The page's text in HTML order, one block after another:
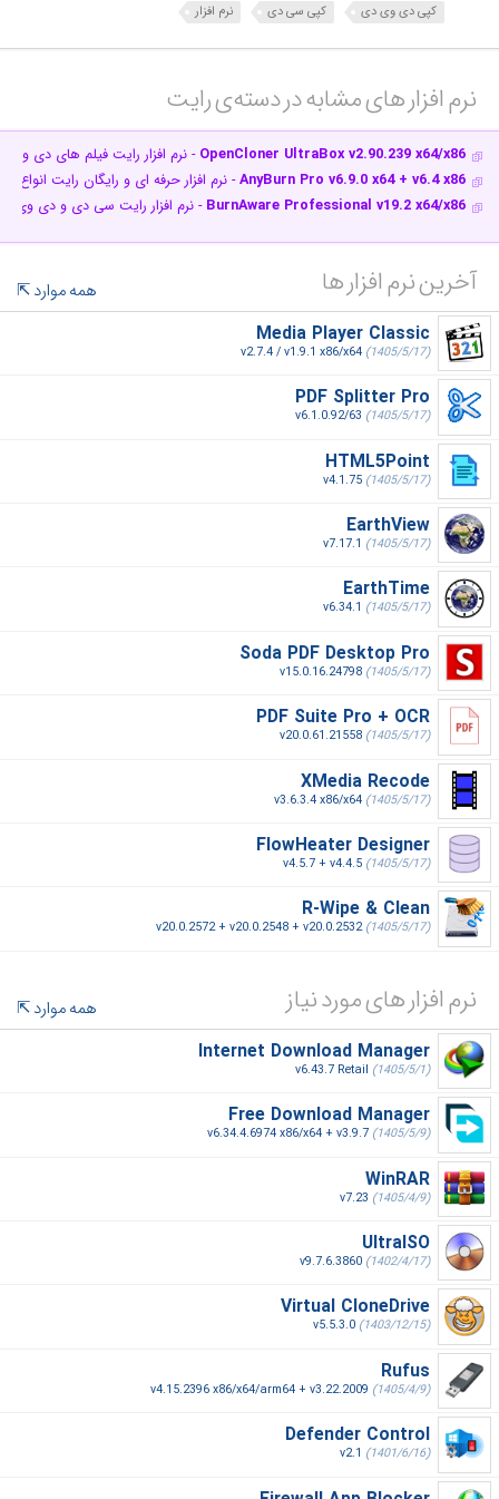
کپی دی وی دی
کپی سی دی نرم افزار
نرم افزار های مشابه در دسته‌ی‌ رایت‎
OpenCloner UltraBox v2.90.239 x64/x86 - نرم افزار رایت فیلم های دی وی
AnyBurn Pro v6.9.0 x64 + v6.4 x86- نرم افزار حرفه ای و رایگان رایت انواع CD و DVD
BurnAware Professional v19.2 x64/x86 - نرم افزار رایت سی دی و دی وی
آخرین نرم افزار ها
همه موارد
Media Player Classic
v2.7.4 / v1.9.1 x86/x64 (1405/5/17)
PDF Splitter Pro
v6.1.0.92/63 (1405/5/17)
HTML5Point
v4.1.75 (1405/5/17)
EarthView
v7.17.1 (1405/5/17)
EarthTime
v6.34.1 (1405/5/17)
Soda PDF Desktop Pro
v15.0.16.24798 (1405/5/17)
PDF Suite Pro + OCR
v20.0.61.21558 (1405/5/17)
XMedia Recode
v3.6.3.4 x86/x64 (1405/5/17)
FlowHeater Designer
v4.5.7 + v4.4.5 (1405/5/17)
R-Wipe & Clean
v20.0.2572 + v20.0.2548 + v20.0.2532(1405/5/17)
نرم افزار های مورد نیاز
همه موارد
Internet Download Manager
v6.43.7 Retail (1405/5/1)
Free Download Manager
v6.34.4.6974 x86/x64 + v3.9.7 (1405/5/9)
WinRAR
v7.23 (1405/4/9)
UltraISO
v9.7.6.3860 (1402/4/17)
Virtual CloneDrive
v5.5.3.0 (1403/12/15)
Rufus
v4.15.2396 x86/x64/arm64 + v3.22.2009 (1405/4/9)
Defender Control
v2.1 (1401/6/16)